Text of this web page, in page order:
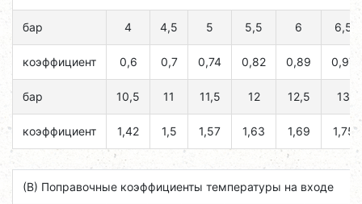
бар 4 4,5 5 5,5 6 6,5
коэффициент 0,6 0,7 0,74 0,82 0,89 0,97
бар 10,5 11 11,5 12 12,5 13
коэффициент 1,42 1,5 1,57 1,63 1,69 1,75
(B) Поправочные коэффициенты температуры на входе